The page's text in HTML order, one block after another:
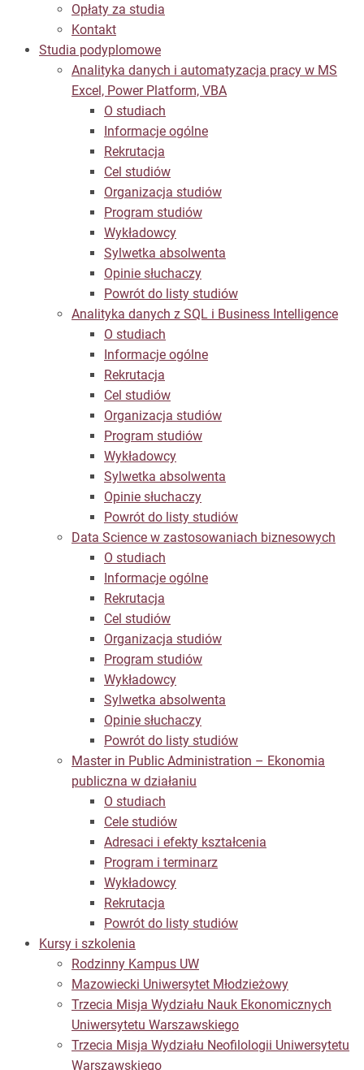
Opłaty za studia
Kontakt
Studia podyplomowe
Analityka danych i automatyzacja pracy w MS
Excel, Power Platform, VBA
O studiach
Informacje ogólne
Rekrutacja
Cel studiów
Organizacja studiów
Program studiów
Wykładowcy
Sylwetka absolwenta
Opinie słuchaczy
Powrót do listy studiów
Analityka danych z SQL i Business Intelligence
O studiach
Informacje ogólne
Rekrutacja
Cel studiów
Organizacja studiów
Program studiów
Wykładowcy
Sylwetka absolwenta
Opinie słuchaczy
Powrót do listy studiów
Data Science w zastosowaniach biznesowych
O studiach
Informacje ogólne
Rekrutacja
Cel studiów
Organizacja studiów
Program studiów
Wykładowcy
Sylwetka absolwenta
Opinie słuchaczy
Powrót do listy studiów
Master in Public Administration – Ekonomia
publiczna w działaniu
O studiach
Cele studiów
Adresaci i efekty kształcenia
Program i terminarz
Wykładowcy
Rekrutacja
Powrót do listy studiów
Kursy i szkolenia
Rodzinny Kampus UW
Mazowiecki Uniwersytet Młodzieżowy
Trzecia Misja Wydziału Nauk Ekonomicznych
Uniwersytetu Warszawskiego
Trzecia Misja Wydziału Neofilologii Uniwersytetu
Warszawskiego